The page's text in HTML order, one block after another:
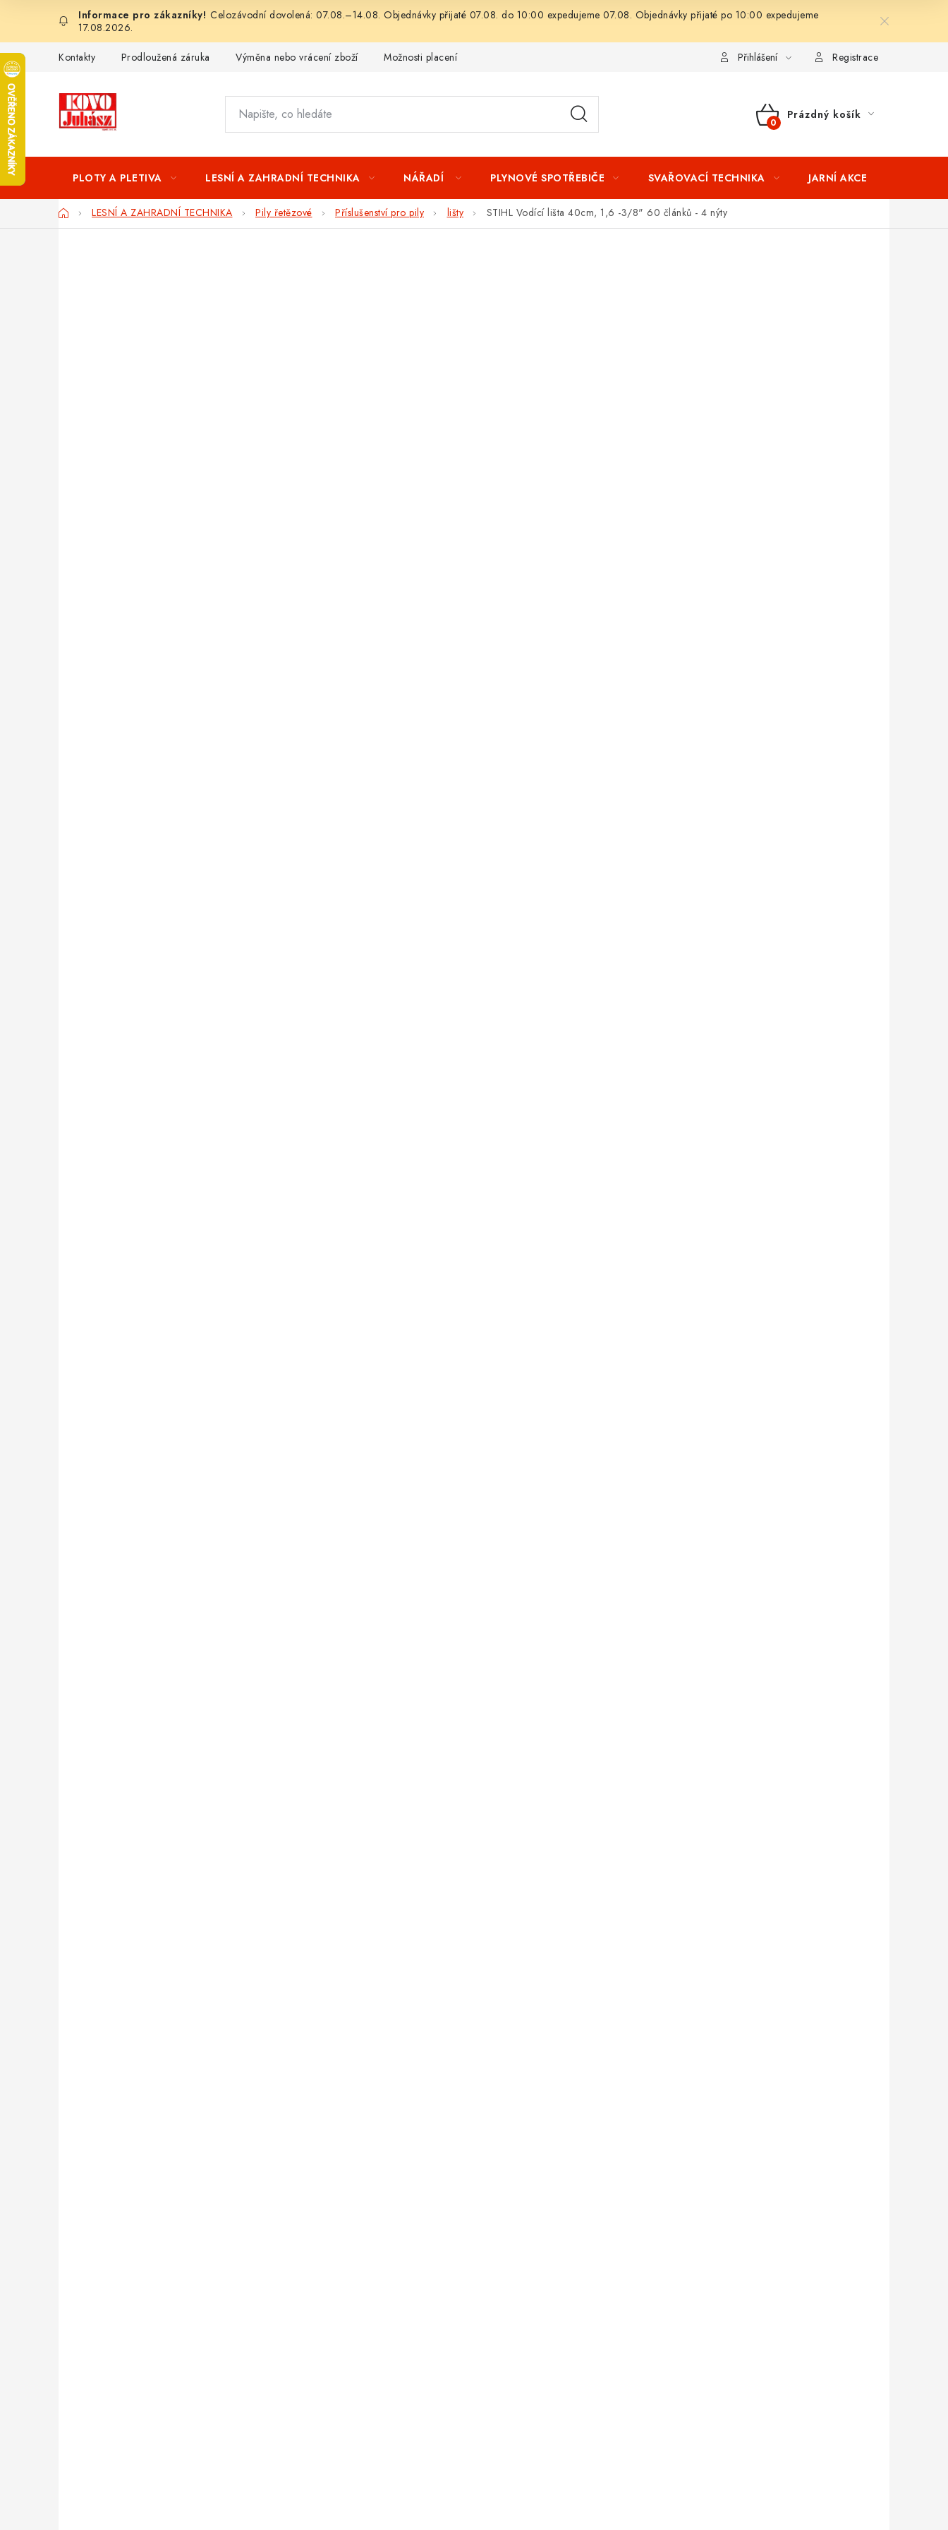
obsah
Celozávodní dovolená: 07.08.–14.08. Objednávky přijaté 07.08. do 10:00 expedujeme 07.08. Objednávky přijaté po 10:00 expedujeme
17.08.2026.
Kontakty Prodloužená záruka Výměna nebo vrácení zboží Možnosti placení Splátkový prodej Tabulka velikostí oblečení
Přihlášení Registrace
NÁKUPNÍ
Prázdný košík
PLOTY A PLETIVA LESNÍ A ZAHRADNÍ TECHNIKA NÁŘADÍ PLYNOVÉ SPOTŘEBIČE SVAŘOVACÍ TECHNIKA JARNÍ AKCE
DomůLESNÍ A ZAHRADNÍ TECHNIKA Pily řetězové Příslušenství pro pily lišty STIHL Vodící lišta 40cm, 1,6 -3/8" 60 článků - 4 nýty